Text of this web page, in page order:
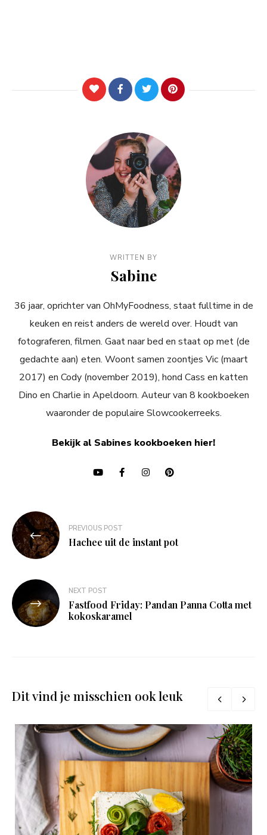
WRITTEN BY
Sabine
36 jaar, oprichter van OhMyFoodness, staat fulltime in de
keuken en reist anders de wereld over. Houdt van
fotograferen, filmen. Gaat naar bed en staat op met (de
gedachte aan) eten. Woont samen zoontjes Vic (maart
2017) en Cody (november 2019), hond Cass en katten
Dino en Charlie in Apeldoorn. Auteur van 8 kookboeken
waaronder de populaire Slowcookerreeks.
Bekijk al Sabines kookboeken hier!
Bericht
navigatie
PREVIOUS POST
Hachee uit de instant pot
NEXT POST
Fastfood Friday: Pandan Panna Cotta met
kokoskaramel
Dit vind je misschien ook leuk